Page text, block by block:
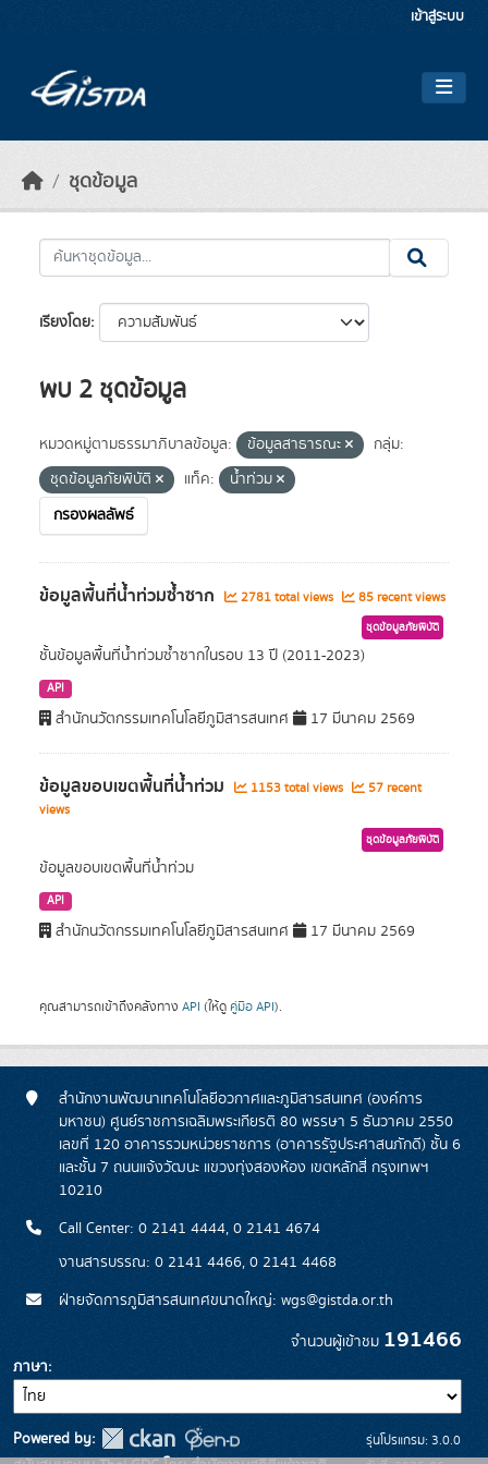
เข้าสู่ระบบ
ชุดข้อมูล
เรียงโดย
พบ 2 ชุดข้อมูล
หมวดหมู่ตามธรรมาภิบาลข้อมูล: ข้อมูลสาธารณะ
กลุ่ม:
ชุดข้อมูลภัยพิบัติ
แท็ค:
น้ำท่วม
กรองผลลัพธ์
ข้อมูลพื้นที่น้ำท่วมซ้ำซาก 2781 total views 85 recent views
ชุดข้อมูลภัยพิบัติ
ชั้นข้อมูลพื้นที่น้ำท่วมซ้ำซากในรอบ 13 ปี (2011-2023)
API
สำนักนวัตกรรมเทคโนโลยีภูมิสารสนเทศ 17 มีนาคม 2569
ข้อมูลขอบเขตพื้นที่น้ำท่วม 1153 total views
57 recent
views
ชุดข้อมูลภัยพิบัติ
ข้อมูลขอบเขตพื้นที่น้ำท่วม
API
สำนักนวัตกรรมเทคโนโลยีภูมิสารสนเทศ 17 มีนาคม 2569
คุณสามารถเข้าถึงคลังทาง API (ให้ดู คู่มือ API).
สำนักงานพัฒนาเทคโนโลยีอวกาศและภูมิสารสนเทศ (องค์การ
มหาชน) ศูนย์ราชการเฉลิมพระเกียรติ 80 พรรษา 5 ธันวาคม 2550
เลขที่ 120 อาคารรวมหน่วยราชการ (อาคารรัฐประศาสนภักดี) ชั้น 6
และชั้น 7 ถนนแจ้งวัฒนะ แขวงทุ่งสองห้อง เขตหลักสี่ กรุงเทพฯ
10210
Call Center: 0 2141 4444, 0 2141 4674
งานสารบรรณ: 0 2141 4466, 0 2141 4468
ฝ่ายจัดการภูมิสารสนเทศขนาดใหญ่: wgs@gistda.or.th
จำนวนผู้เข้าชม 191466
ภาษา
Powered by:
รุ่นโปรแกรม: 3.0.0